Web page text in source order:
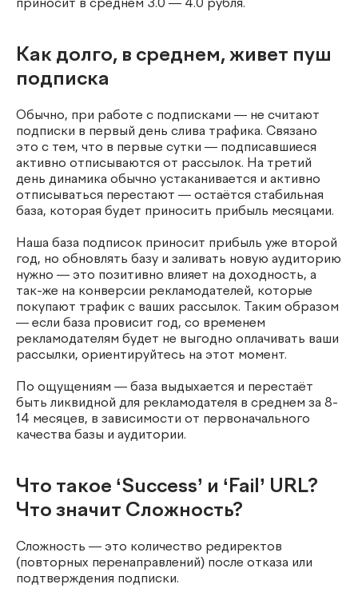
приносит в среднем 3.0 — 4.0 рубля.
Как долго, в среднем, живет пуш
подписка
Обычно, при работе с подписками — не считают
подписки в первый день слива трафика. Связано
это с тем, что в первые сутки — подписавшиеся
активно отписываются от рассылок. На третий
день динамика обычно устаканивается и активно
отписываться перестают — остаётся стабильная
база, которая будет приносить прибыль месяцами.
Наша база подписок приносит прибыль уже второй
год, но обновлять базу и заливать новую аудиторию
нужно — это позитивно влияет на доходность, а
так-же на конверсии рекламодателей, которые
покупают трафик с ваших рассылок. Таким образом
— если база провисит год, со временем
рекламодателям будет не выгодно оплачивать ваши
рассылки, ориентируйтесь на этот момент.
По ощущениям — база выдыхается и перестаёт
быть ликвидной для рекламодателя в среднем за 8-
14 месяцев, в зависимости от первоначального
качества базы и аудитории.
Что такое ‘Success’ и ‘Fail’ URL?
Что значит Сложность?
Сложность — это количество редиректов
(повторных перенаправлений) после отказа или
подтверждения подписки.